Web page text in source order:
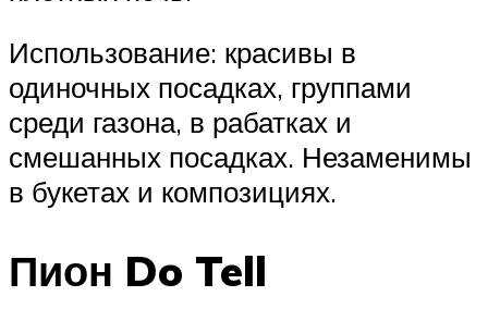
Использование: красивы в
одиночных посадках, группами
среди газона, в рабатках и
смешанных посадках. Незаменимы
в букетах и композициях.
Пион Do Tell